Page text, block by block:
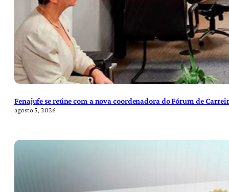
Fenajufe se reúne com a nova coordenadora do Fórum de
agosto 5, 2026